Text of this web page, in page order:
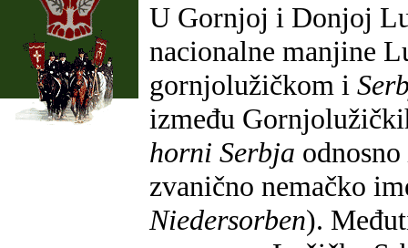
U Gornjoj i Donjoj
nacionalne manjine
gornjolužičkom i
između
horni Serbja odnosno
zvanično nemačko
Niedersorben).